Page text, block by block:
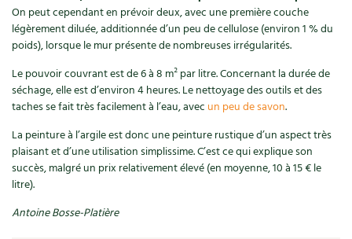
On peut cependant en prévoir deux, avec une première couche
légèrement diluée, additionnée d’un peu de cellulose (environ 1 % du
poids), lorsque le mur présente de nombreuses irrégularités.
Le pouvoir couvrant est de 6 à 8 m² par litre. Concernant la durée de
séchage, elle est d’environ 4 heures. Le nettoyage des outils et des
taches se fait très facilement à l’eau, avec un peu de savon.
La peinture à l’argile est donc une peinture rustique d’un aspect très
plaisant et d’une utilisation simplissime. C’est ce qui explique son
succès, malgré un prix relativement élevé (en moyenne, 10 à 15 € le
litre).
Antoine Bosse-Platière